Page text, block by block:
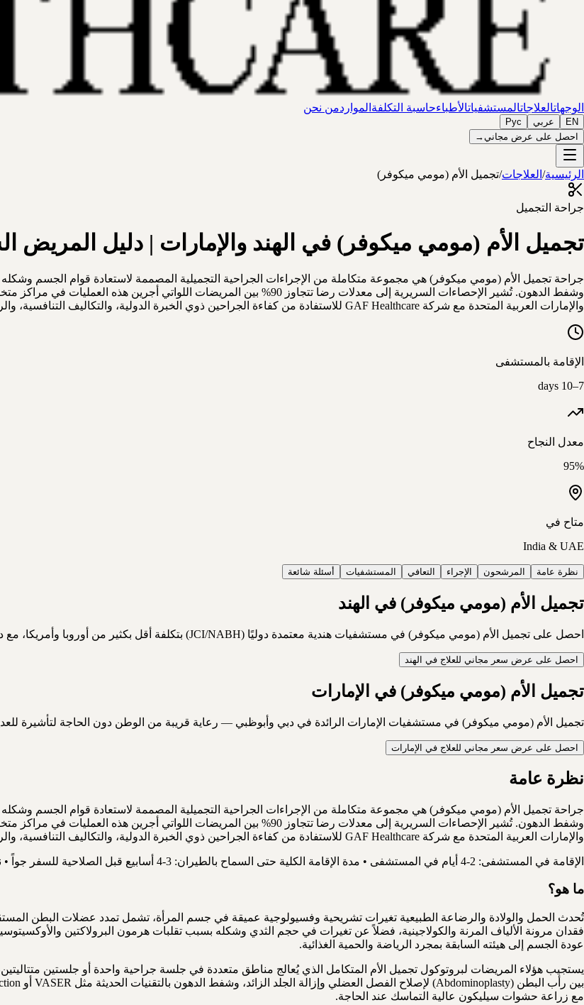
الوجهاتالعلاجاتالمستشفياتالأطباءحاسبة التكلفة المواردمن نحن
EN عربي
Рус
احصل على عرض مجاني→
الرئيسية/ العلاجات/تجميل الأم (مومي ميكوفر)
جراحة التجميل
تجميل الأم (مومي ميكوفر) في الهند والإمارات | دليل المريض
جراحة تجميل الأم (مومي ميكوفر) هي مجموعة متكاملة من الإجراءات الجراحية التجميلية المصممة لاستعادة قوام الجسم
وشفط الدهون. تُشير الإحصاءات السريرية إلى معدلات رضا تتجاوز 90% بين المريضات
والإمارات العربية المتحدة مع شركة GAF Healthcare للاستفادة من كفاءة الجراحين ذوي الخبرة الدولية، والتكاليف التنافسية، والرعاية الشاملة المقدمة بمعايير الاعتماد العالمية.
الإقامة بالمستشفى
7–10 days
معدل النجاح
95%
متاح في
India & UAE
نظرة عامة المرشحون الإجراء التعافي المستشفيات أسئلة شائعة
تجميل الأم (مومي ميكوفر) في الهند
احصل على تجميل الأم (مومي ميكوفر) في مستشفيات هندية معتمدة دوليًا (JCI/NABH) بتكلفة أقل بكثير من أوروبا وأمريكا، مع دعم كامل للمرضى الدوليين: التأشيرة والسفر والإقامة والمتابعة.
احصل على عرض سعر مجاني للعلاج في الهند
تجميل الأم (مومي ميكوفر) في الإمارات
تجميل الأم (مومي ميكوفر) في مستشفيات الإمارات الرائدة في دبي وأبوظبي — رعاية قريبة من الوطن دون الحاجة لتأشيرة
احصل على عرض سعر مجاني للعلاج في الإمارات
نظرة عامة
جراحة تجميل الأم (مومي ميكوفر) هي مجموعة متكاملة من الإجراءات الجراحية التجميلية المصممة لاستعادة قوام الجسم
وشفط الدهون. تُشير الإحصاءات السريرية إلى معدلات رضا تتجاوز 90% بين المريضات
والإمارات العربية المتحدة مع شركة GAF Healthcare للاستفادة من كفاءة الجراحين ذوي الخبرة الدولية، والتكاليف التنافسية، والرعاية الشاملة المقدمة بمعايير الاعتماد العالمية.
الإقامة في المستشفى: 2-4 أيام في المستشفى • مدة الإقامة الكلية حتى السماح بالطيران: 3-4 أسابيع قبل الصلاحية للسفر جواً • نسبة النجاح: 90-95%
ما هو؟
فقدان مرونة الألياف المرنة والكولاجينية، فضلاً عن تغيرات في حجم الثدي وشكله بسبب تقلبات هرمون البرولاكتين
عودة الجسم إلى هيئته السابقة بمجرد الرياضة والحمية الغذائية.
يستجيب هؤلاء المريضات لبروتوكول تجميل الأم المتكامل الذي يُعالج مناطق متعددة في جلسة جراحية واحدة أو جلستين
مع زراعة حشوات سيليكون عالية التماسك عند الحاجة.